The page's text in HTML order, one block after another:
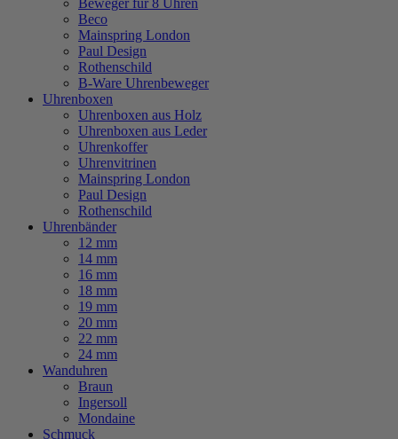
Beweger für 8 Uhren
Beco
Mainspring London
Paul Design
Rothenschild
B-Ware Uhrenbeweger
Uhrenboxen
Uhrenboxen aus Holz
Uhrenboxen aus Leder
Uhrenkoffer
Uhrenvitrinen
Mainspring London
Paul Design
Rothenschild
Uhrenbänder
12 mm
14 mm
16 mm
18 mm
19 mm
20 mm
22 mm
24 mm
Wanduhren
Braun
Ingersoll
Mondaine
Schmuck